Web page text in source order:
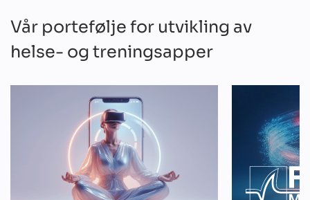
Vår portefølje for utvikling av
helse- og treningsapper